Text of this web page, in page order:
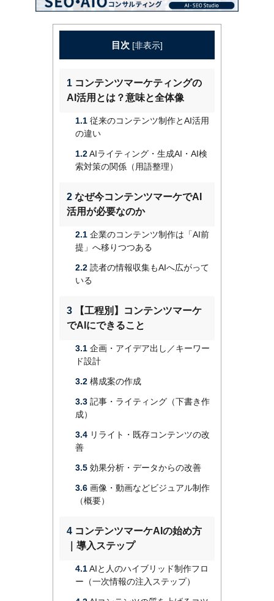
目次 [非表示]
1 コンテンツマーケティングの
AI活用とは？意味と全体像
1.1従来のコンテンツ制作とAI活用
の違い
1.2AIライティング・生成AI・AI検
索対策の関係（用語整理）
2 なぜ今コンテンツマーケでAI
活用が必要なのか
2.1企業のコンテンツ制作は「AI前
提」へ移りつつある
2.2読者の情報収集もAIへ広がって
いる
3 【工程別】コンテンツマーケ
でAIにできること
3.1企画・アイデア出し／キーワー
ド設計
3.2構成案の作成
3.3記事・ライティング（下書き作
成）
3.4リライト・既存コンテンツの改
善
3.5効果分析・データからの改善
3.6画像・動画などビジュアル制作
（概要）
4 コンテンツマーケAIの始め方
｜導入ステップ
4.1AIと人のハイブリッド制作フロ
ー（一次情報の注入ステップ）